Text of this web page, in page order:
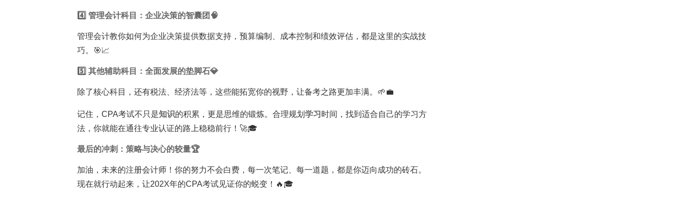
4️⃣ 管理会计科目：企业决策的智囊团🧠
管理会计教你如何为企业决策提供数据支持，预算编制、成本控制和绩效评估，都是这里的实战技
巧。🎯📈
5️⃣ 其他辅助科目：全面发展的垫脚石💎
除了核心科目，还有税法、经济法等，这些能拓宽你的视野，让备考之路更加丰满。🌱💼
记住，CPA考试不只是知识的积累，更是思维的锻炼。合理规划 学习 时间，找到适合自己的学习方
法，你就能在通往专业认证的路上稳稳前行！🚀🎓
最后的冲刺：策略与决心的较量🏆
加油，未来的注册会计师！你的努力不会白费，每一次笔记、每一道题，都是你迈向成功的砖石。
现在就行动起来，让202X年的CPA考试见证你的蜕变！🔥🎓